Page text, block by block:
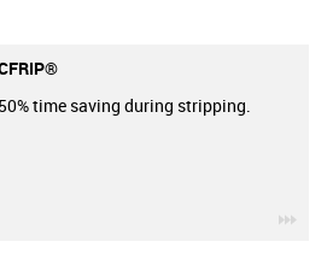
50% time saving during stripping.